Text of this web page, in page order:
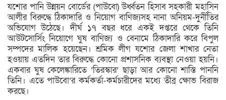
যশোর পানি উন্নয়ন বোর্ডের (পাউবো) উর্ধ্বতন হিসাব সহকারী মহাসিন
আলীর বিরুদ্ধে ঠিকাদারি ও নিয়োগ বাণিজ্যসহ নানা অনিয়ম-দুর্নীতির
অভিযোগ উঠেছে। দীর্ঘ ১৭ বছর ধরে একই দপ্তরে থেকে তিনি
আউটসোর্সিং নিয়োগে ঘুষ বাণিজ্য ও বেনামে ঠিকাদারি করে বিপুল
সম্পদের মালিক হয়েছেন। শ্রমিক লীগ যশোর জেলা শাখার নেতা
হওয়ায় এতদিন তার বিরুদ্ধে কোনো প্রশাসনিক ব্যবস্থা নেওয়া হয়নি।
একবার ঘুষ কেলেঙ্কারিতে ‘তিরস্কার’ ছাড়া আর কোনো শাস্তি পাননি
তিনি। এতে পাউবো’র কর্মকর্তা-কর্মচারীদের মধ্যে তীব্র ক্ষোভ বিরাজ
করছে।